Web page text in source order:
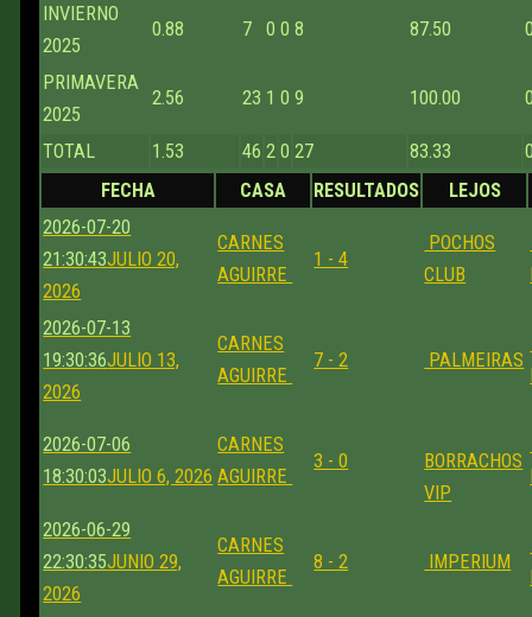
INVIERNO
2025
0.88 7 0 0 8 87.50
PRIMAVERA
2025
2.56 23 1 0 9 100.00
TOTAL 1.53 46 2 0 27 83.33
FECHA
CASA RESULTADOS
LEJOS
2026-07-20
21:30:43JULIO 20,
2026
CARNES
AGUIRRE
1 - 4
POCHOS
CLUB
2026-07-13
19:30:36JULIO 13,
2026
CARNES
AGUIRRE
7 - 2 PALMEIRAS
2026-07-06
18:30:03JULIO 6, 2026
CARNES
AGUIRRE
3 - 0
BORRACHOS
VIP
2026-06-29
22:30:35JUNIO 29,
2026
CARNES
AGUIRRE
8 - 2 IMPERIUM